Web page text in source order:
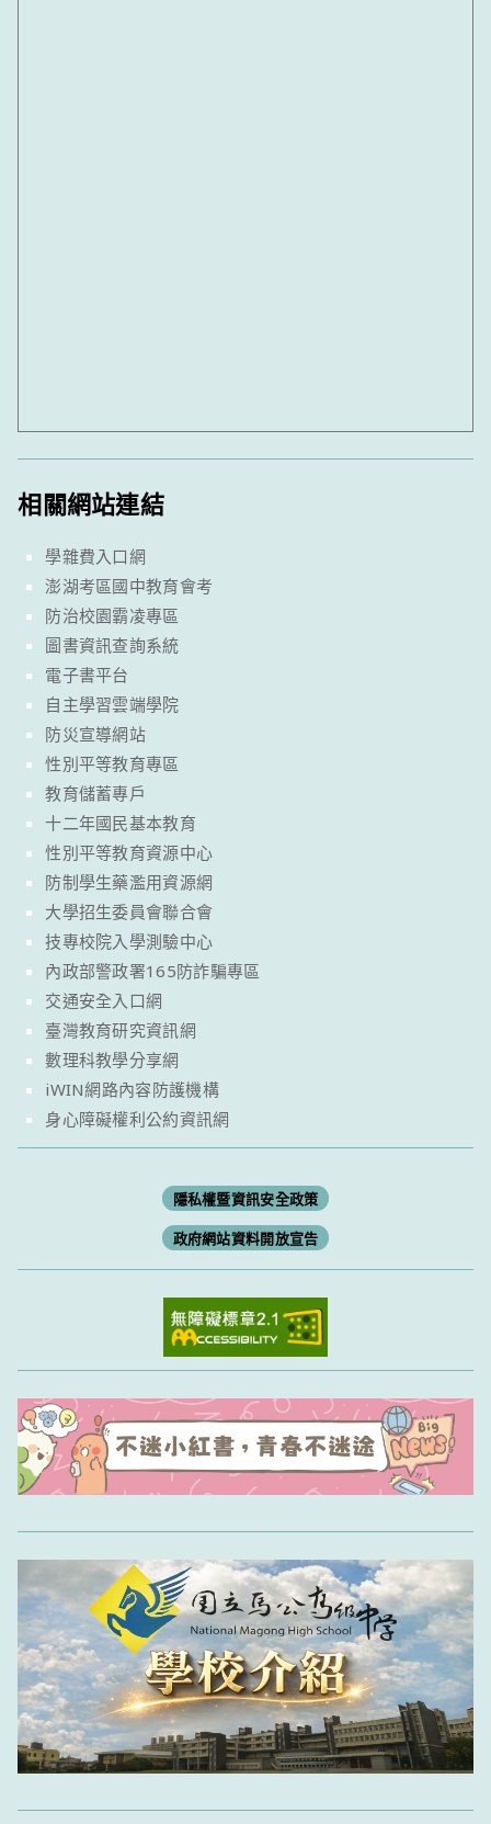
相關網站連結
學雜費入口網
澎湖考區國中教育會考
防治校園霸凌專區
圖書資訊查詢系統
電子書平台
自主學習雲端學院
防災宣導網站
性別平等教育專區
教育儲蓄專戶
十二年國民基本教育
性別平等教育資源中心
防制學生藥濫用資源網
大學招生委員會聯合會
技專校院入學測驗中心
內政部警政署165防詐騙專區
交通安全入口網
臺灣教育研究資訊網
數理科教學分享網
iWIN網路內容防護機構
身心障礙權利公約資訊網
隱私權暨資訊安全政策
政府網站資料開放宣告